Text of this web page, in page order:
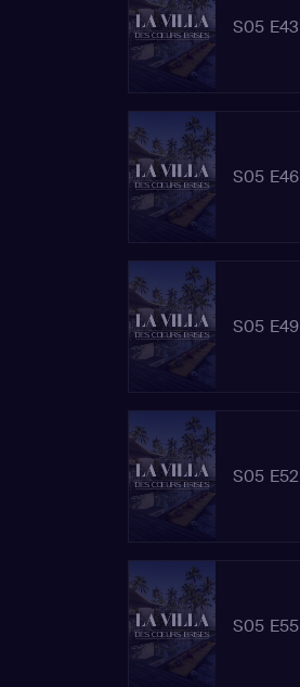
S05 E43
S05 E46
S05 E49
S05 E52
S05 E55